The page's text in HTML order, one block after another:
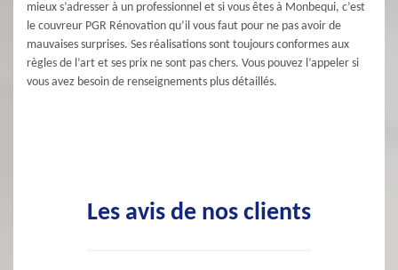
mieux s’adresser à un professionnel et si vous êtes à Monbequi, c’est
le couvreur PGR Rénovation qu’il vous faut pour ne pas avoir de
mauvaises surprises. Ses réalisations sont toujours conformes aux
règles de l’art et ses prix ne sont pas chers. Vous pouvez l’appeler si
vous avez besoin de renseignements plus détaillés.
Les avis de nos clients